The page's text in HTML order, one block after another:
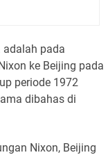
adalah pada
ke Beijing pada
periode 1972
dibahas di
Nixon, Beijing